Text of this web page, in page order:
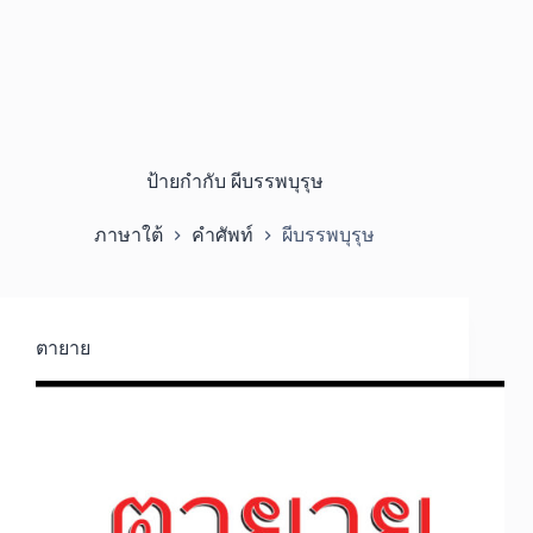
ป้ายกำกับ ผีบรรพบุรุษ
ภาษาใต้ คำศัพท์ ผีบรรพบุรุษ
ตายาย